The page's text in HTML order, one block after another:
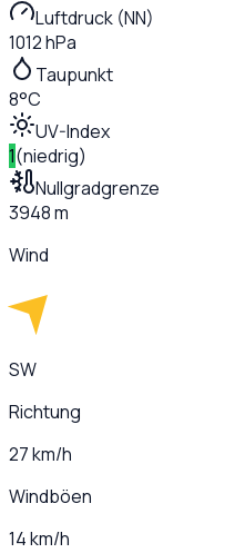
Luftdruck (NN)
1012 hPa
Taupunkt
8°C
UV-Index
1(niedrig)
Nullgradgrenze
3948 m
Wind
SW
Richtung
27 km/h
Windböen
14 km/h